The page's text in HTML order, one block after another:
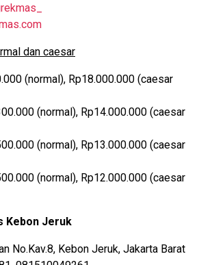
dan caesar
(normal), Rp18.000.000 (caesar
(normal), Rp14.000.000 (caesar
(normal), Rp13.000.000 (caesar
(normal), Rp12.000.000 (caesar
Kebon Jeruk
No.Kav.8, Kebon Jeruk, Jakarta Barat